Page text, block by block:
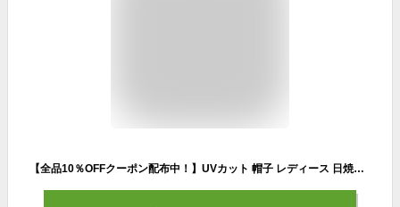
【全品10％OFFクーポン配布中！】UVカット 帽子 レディース 日焼け防止 小顔効果 つば広 サイズ調節 ワイヤー入り あご紐 コットン素材【吸汗速乾・抗菌防臭】折りたたみ 散歩 旅行 通勤 女優帽 大きいサイズ 春夏53cm-55cmサイズ